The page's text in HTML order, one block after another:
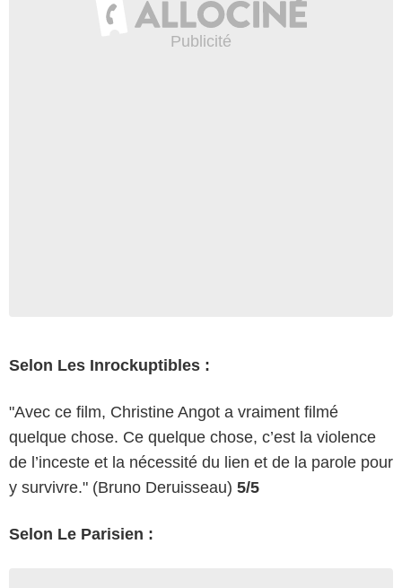
Selon Les Inrockuptibles :
"Avec ce film, Christine Angot a vraiment filmé
quelque chose. Ce quelque chose, c’est la violence
de l’inceste et la nécessité du lien et de la parole pour
y survivre." (Bruno Deruisseau) 5/5
Selon Le Parisien :